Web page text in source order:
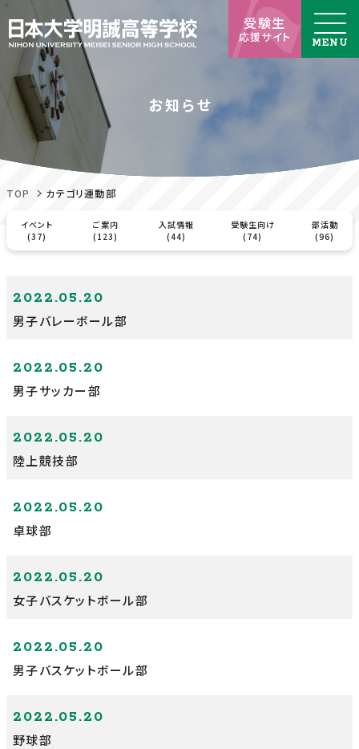
受験生
応援サイト
お知らせ
TOP カテゴリ運動部
イベント
(37)
ご案内
(123)
入試情報
(44)
受験生向け
(74)
部活動
(96)
2022.05.20
男子バレーボール部
2022.05.20
男子サッカー部
2022.05.20
陸上競技部
2022.05.20
卓球部
2022.05.20
女子バスケットボール部
2022.05.20
男子バスケットボール部
2022.05.20
野球部